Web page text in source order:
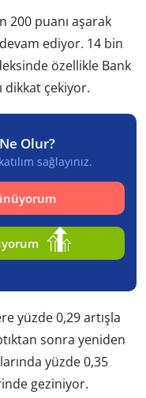
200 puanı aşarak
ediyor. 14 bin
özellikle Bank
dikkat çekiyor.
Olur?
sağlayınız.
yüzde 0,29 artışla
sonra yeniden
yüzde 0,35
geziniyor.